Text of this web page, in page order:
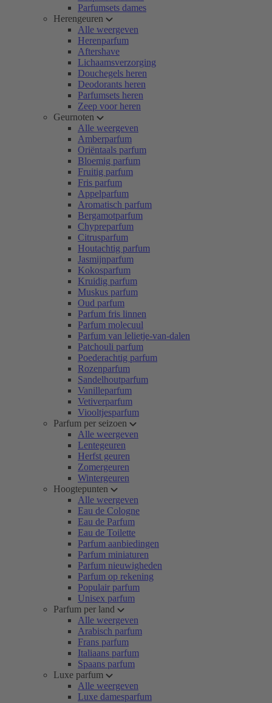
Parfumsets dames
Herengeuren
Alle weergeven
Herenparfum
Aftershave
Lichaamsverzorging
Douchegels heren
Deodorants heren
Parfumsets heren
Zeep voor heren
Geurnoten
Alle weergeven
Amberparfum
Oriëntaals parfum
Bloemig parfum
Fruitig parfum
Fris parfum
Appelparfum
Aromatisch parfum
Bergamotparfum
Chypreparfum
Citrusparfum
Houtachtig parfum
Jasmijnparfum
Kokosparfum
Kruidig parfum
Muskus parfum
Oud parfum
Parfum fris linnen
Parfum molecuul
Parfum van lelietje-van-dalen
Patchouli parfum
Poederachtig parfum
Rozenparfum
Sandelhoutparfum
Vanilleparfum
Vetiverparfum
Viooltjesparfum
Parfum per seizoen
Alle weergeven
Lentegeuren
Herfst geuren
Zomergeuren
Wintergeuren
Hoogtepunten
Alle weergeven
Eau de Cologne
Eau de Parfum
Eau de Toilette
Parfum aanbiedingen
Parfum miniaturen
Parfum nieuwigheden
Parfum op rekening
Populair parfum
Unisex parfum
Parfum per land
Alle weergeven
Arabisch parfum
Frans parfum
Italiaans parfum
Spaans parfum
Luxe parfum
Alle weergeven
Luxe damesparfum